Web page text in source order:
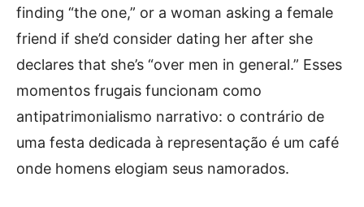
finding “the one,” or a woman asking a female
friend if she’d consider dating her after she
declares that she’s “over men in general.” Esses
momentos frugais funcionam como
antipatrimonialismo narrativo: o contrário de
uma festa dedicada à representação é um café
onde homens elogiam seus namorados.